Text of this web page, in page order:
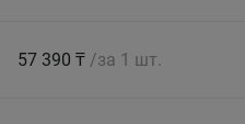
57 390 ₸ /за 1 шт.